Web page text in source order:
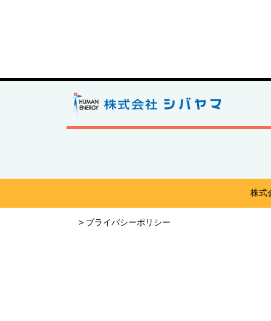
株式
> プライバシーポリシー